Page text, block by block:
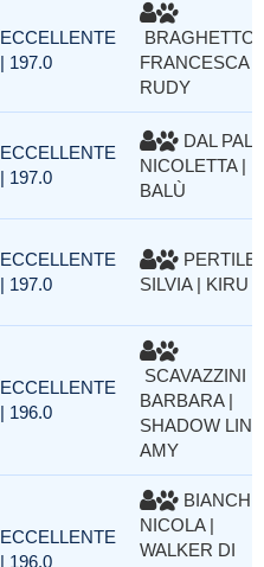
ECCELLENTE
| 197.0
BRAGHETTO
FRANCESCA |
RUDY
ECCELLENTE
| 197.0
DAL
NICOLETTA |
BALÙ
ECCELLENTE
| 197.0
PERTILE
SILVIA | KIRU
ECCELLENTE
| 196.0
SCAVAZZINI
BARBARA |
SHADOW LINE
AMY
ECCELLENTE
| 196.0
NICOLA |
WALKER DI